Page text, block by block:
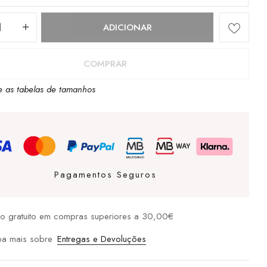
ADICIONAR
COMPRAR
as tabelas de tamanhos
Pagamentos Seguros
gratuito em compras superiores a 30,00€
mais sobre Entregas e Devoluções